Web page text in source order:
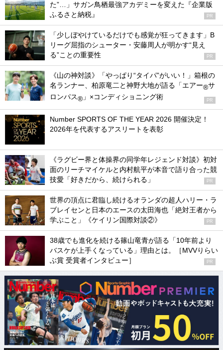
た”…」サガン鳥栖最強アカデミーを変えた『企業版
ふるさと納税』
PR
「少しぼやけているだけでも感覚が狂ってきます」B
リーグ屈指のシューター・安藤周人が明かす“見え
る”ことの重要性
PR
《山の神対談》「やっぱり“タイパ”がいい！」箱根の
名ランナー、柏原竜二と神野大地が語る「エアー®サ
ロンパス® 」×コンディショニング術 PR
Number SPORTS OF THE YEAR 2026 開催決定！
2026年を代表するアスリートを表彰
《ラグビー界と体操界の同学年レジェンド対談》初対
面のリーチマイケルと内村航平が本音で語り合った競
技愛「好きだから、続けられる」
PR
世界の頂点に君臨し続けるオランダの超人ハリー・ラ
ブレイセンと日本のエースの太田海也「絶対王者から
学ぶこと」《ケイリン国際対談②》
PR
38歳でも進化を続ける篠山竜青が語る「10年前より
バスケが上手くなっている」理由とは。［MVVりらい
ぶ賞 受賞者インタビュー］
PR